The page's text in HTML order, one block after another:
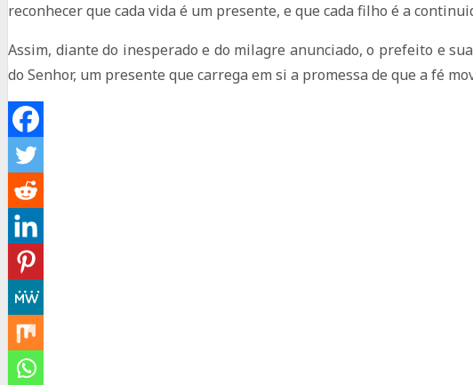
reconhecer que cada vida é um presente, e que cada filho é a
Assim, diante do inesperado e do milagre anunciado, o prefeito e
do Senhor, um presente que carrega em si a promessa de que a fé